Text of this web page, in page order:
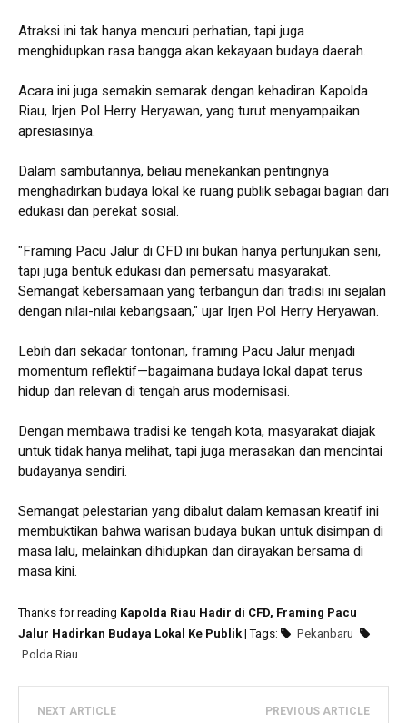
Atraksi ini tak hanya mencuri perhatian, tapi juga
menghidupkan rasa bangga akan kekayaan budaya daerah.
Acara ini juga semakin semarak dengan kehadiran Kapolda
Riau, Irjen Pol Herry Heryawan, yang turut menyampaikan
apresiasinya.
Dalam sambutannya, beliau menekankan pentingnya
menghadirkan budaya lokal ke ruang publik sebagai bagian dari
edukasi dan perekat sosial.
"Framing Pacu Jalur di CFD ini bukan hanya pertunjukan seni,
tapi juga bentuk edukasi dan pemersatu masyarakat.
Semangat kebersamaan yang terbangun dari tradisi ini sejalan
dengan nilai-nilai kebangsaan," ujar Irjen Pol Herry Heryawan.
Lebih dari sekadar tontonan, framing Pacu Jalur menjadi
momentum reflektif—bagaimana budaya lokal dapat terus
hidup dan relevan di tengah arus modernisasi.
Dengan membawa tradisi ke tengah kota, masyarakat diajak
untuk tidak hanya melihat, tapi juga merasakan dan mencintai
budayanya sendiri.
Semangat pelestarian yang dibalut dalam kemasan kreatif ini
membuktikan bahwa warisan budaya bukan untuk disimpan di
masa lalu, melainkan dihidupkan dan dirayakan bersama di
masa kini.
Thanks for reading Kapolda Riau Hadir di CFD, Framing Pacu
Jalur Hadirkan Budaya Lokal Ke Publik | Tags:
Pekanbaru
Polda Riau
NEXT ARTICLE PREVIOUS ARTICLE